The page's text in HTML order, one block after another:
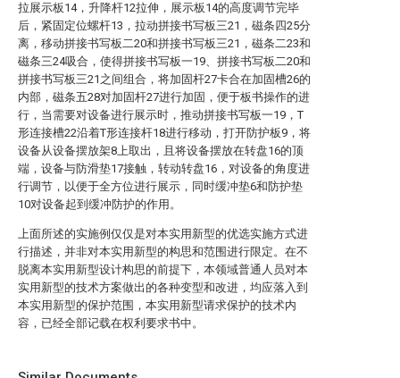
拉展示板14，升降杆12拉伸，展示板14的高度调节完毕
后，紧固定位螺杆13，拉动拼接书写板三21，磁条四25分
离，移动拼接书写板二20和拼接书写板三21，磁条二23和
磁条三24吸合，使得拼接书写板一19、拼接书写板二20和
拼接书写板三21之间组合，将加固杆27卡合在加固槽26的
内部，磁条五28对加固杆27进行加固，便于板书操作的进
行，当需要对设备进行展示时，推动拼接书写板一19，T
形连接槽22沿着T形连接杆18进行移动，打开防护板9，将
设备从设备摆放架8上取出，且将设备摆放在转盘16的顶
端，设备与防滑垫17接触，转动转盘16，对设备的角度进
行调节，以便于全方位进行展示，同时缓冲垫6和防护垫
10对设备起到缓冲防护的作用。
上面所述的实施例仅仅是对本实用新型的优选实施方式进
行描述，并非对本实用新型的构思和范围进行限定。在不
脱离本实用新型设计构思的前提下，本领域普通人员对本
实用新型的技术方案做出的各种变型和改进，均应落入到
本实用新型的保护范围，本实用新型请求保护的技术内
容，已经全部记载在权利要求书中。